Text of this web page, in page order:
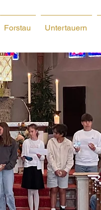
Forstau Untertauern